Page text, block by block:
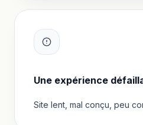
Une expérience
Site lent, mal conçu, peu